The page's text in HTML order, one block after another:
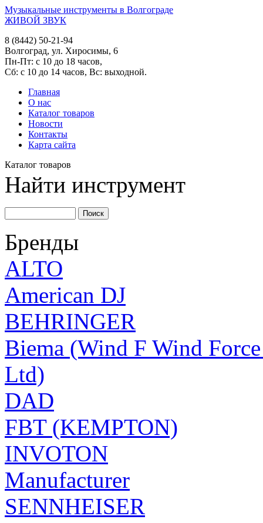
Музыкальные инструменты в Волгограде
ЖИВОЙ ЗВУК
8 (8442) 50-21-94
Волгоград, ул. Хиросимы, 6
Пн-Пт: с 10 до 18 часов,
Сб: с 10 до 14 часов, Вс: выходной.
Главная
О нас
Каталог товаров
Новости
Контакты
Карта сайта
Каталог товаров
Найти инструмент
Бренды
ALTO
American DJ
BEHRINGER
Biema (Wind F Wind
Ltd)
DAD
FBT (KEMPTON)
INVOTON
Manufacturer
SENNHEISER